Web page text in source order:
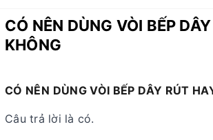
CÓ NÊN DÙNG VÒI BẾP
KHÔNG
CÓ NÊN DÙNG VÒI BẾP DÂY RÚT
Câu trả lời là có.